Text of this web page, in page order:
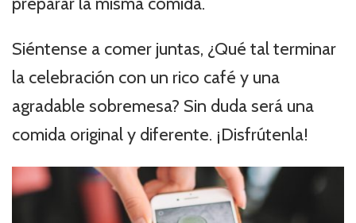
Siéntense a comer juntas, ¿Qué tal terminar
la celebración con un rico café y una
agradable sobremesa? Sin duda será una
comida original y diferente. ¡Disfrútenla!